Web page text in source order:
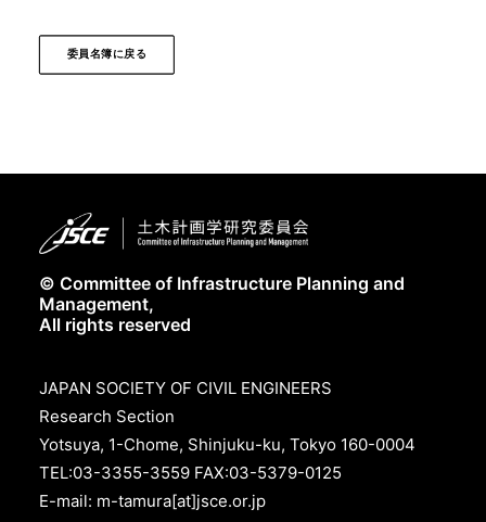
委員名簿に戻る
© Committee of Infrastructure Planning and
Management,
All rights reserved
JAPAN SOCIETY OF CIVIL ENGINEERS
Research Section
Yotsuya, 1-Chome, Shinjuku-ku, Tokyo 160-0004
TEL:03-3355-3559 FAX:03-5379-0125
E-mail: m-tamura[at]jsce.or.jp